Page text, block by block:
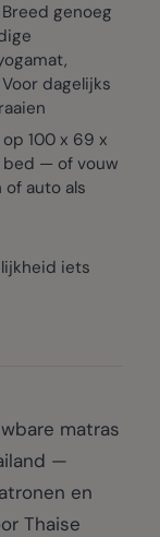
Breed genoeg
dagelijks
100 x 69 x
bed — of vouw
auto als
iets
matras
—
en
Thaise